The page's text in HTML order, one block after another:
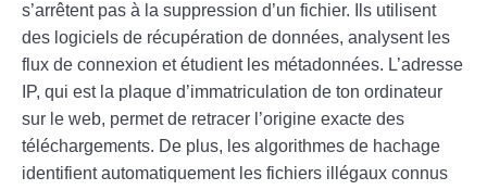
s’arrêtent pas à la suppression d’un fichier. Ils utilisent
des logiciels de récupération de données, analysent les
flux de connexion et étudient les métadonnées. L’adresse
IP, qui est la plaque d’immatriculation de ton ordinateur
sur le web, permet de retracer l’origine exacte des
téléchargements. De plus, les algorithmes de hachage
identifient automatiquement les fichiers illégaux connus